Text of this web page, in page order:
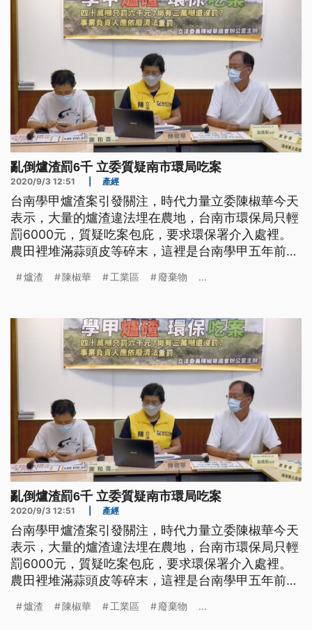
亂倒爐渣罰6千 立委質疑南市環局吃案
2020/9/3 12:51 產經
台南學甲爐渣案引發關注，時代力量立委陳椒華今天
表示，大量的爐渣違法埋在農地，台南市環保局只輕
罰6000元，質疑吃案包庇，要求環保署介入處裡。
農田裡堆滿蒜頭皮等碎末，這裡是台南學甲五年前，
法填埋，還一度造成4萬噸重金屬鉻米差點流入市
元，立委陳椒華3日召開記者會痛批環保局吃案包
庇，要求再次開挖遭填爐渣的土地
爐渣 陳椒華 工業區 廢棄物 ...
亂倒爐渣罰6千 立委質疑南市環局吃案
2020/9/3 12:51 產經
台南學甲爐渣案引發關注，時代力量立委陳椒華今天
表示，大量的爐渣違法埋在農地，台南市環保局只輕
罰6000元，質疑吃案包庇，要求環保署介入處裡。
農田裡堆滿蒜頭皮等碎末，這裡是台南學甲五年前，
法填埋，還一度造成4萬噸重金屬鉻米差點流入市
爐渣 陳椒華 工業區 廢棄物 ...